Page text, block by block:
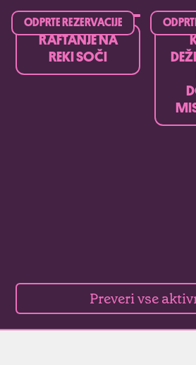
RAFTANJE NA
REKI SOČI
ODPRTE REZERVACIJE
Preveri vse